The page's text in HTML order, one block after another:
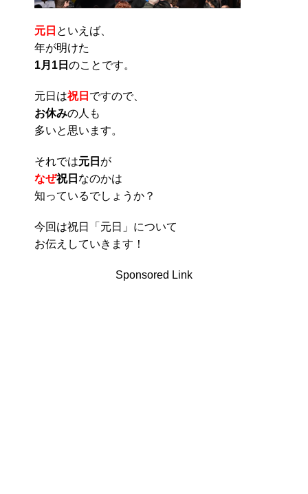
元日 といえば、
年が明けた
1月1日 のことです。
元日は祝日 ですので、
お休みの人も
多いと思います。
それでは元日 が
なぜ祝日 なのかは
知っているでしょうか？
今回は祝日「元日」について
お伝えしていきます！
Sponsored Link